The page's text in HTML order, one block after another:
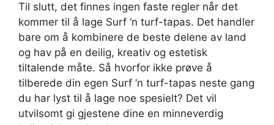
Til slutt, det finnes ingen faste regler når det
kommer til å lage Surf ‘n turf-tapas. Det handler
bare om å kombinere de beste delene av land
og hav på en deilig, kreativ og estetisk
tiltalende måte. Så hvorfor ikke prøve å
tilberede din egen Surf ‘n turf-tapas neste gang
du har lyst til å lage noe spesielt? Det vil
utvilsomt gi gjestene dine en minneverdig